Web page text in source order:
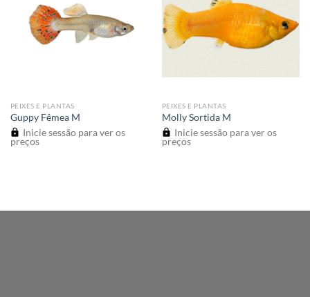
PEIXES E PLANTAS
Guppy Fêmea M
Inicie sessão para ver os
preços
PEIXES E PLANTAS
Molly Sortida M
Inicie sessão para ver os
preços